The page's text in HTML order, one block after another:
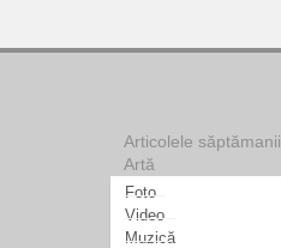
Articolele săptămanii
Artă
Foto
Video
Muzică